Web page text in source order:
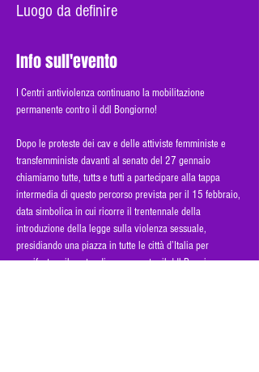
Luogo da definire
Info sull'evento
I Centri antiviolenza continuano la mobilitazione
permanente contro il ddl Bongiorno!
Dopo le proteste dei cav e delle attiviste femministe e
transfemministe davanti al senato del 27 gennaio
chiamiamo tutte, tuttɜ e tutti a partecipare alla tappa
intermedia di questo percorso prevista per il 15 febbraio,
data simbolica in cui ricorre il trentennale della
introduzione della legge sulla violenza sessuale,
presidiando una piazza in tutte le città d’Italia per
manifestare il nostro dissenso contro il ddl Bongiorno e